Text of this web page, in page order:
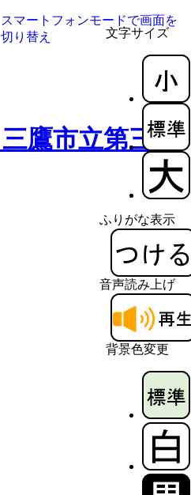
文字サイズ
ふりがな表示
音声読み上げ
背景色変更
スマートフォンモードで画面を
切り替え
鷹市立第三小